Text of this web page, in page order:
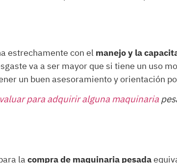
estrechamente con elmanejo y la
va a ser mayor que si tiene un uso
un buen asesoramiento y orientación
para adquirir alguna maquinaria
lacompra de maquinaria pesada